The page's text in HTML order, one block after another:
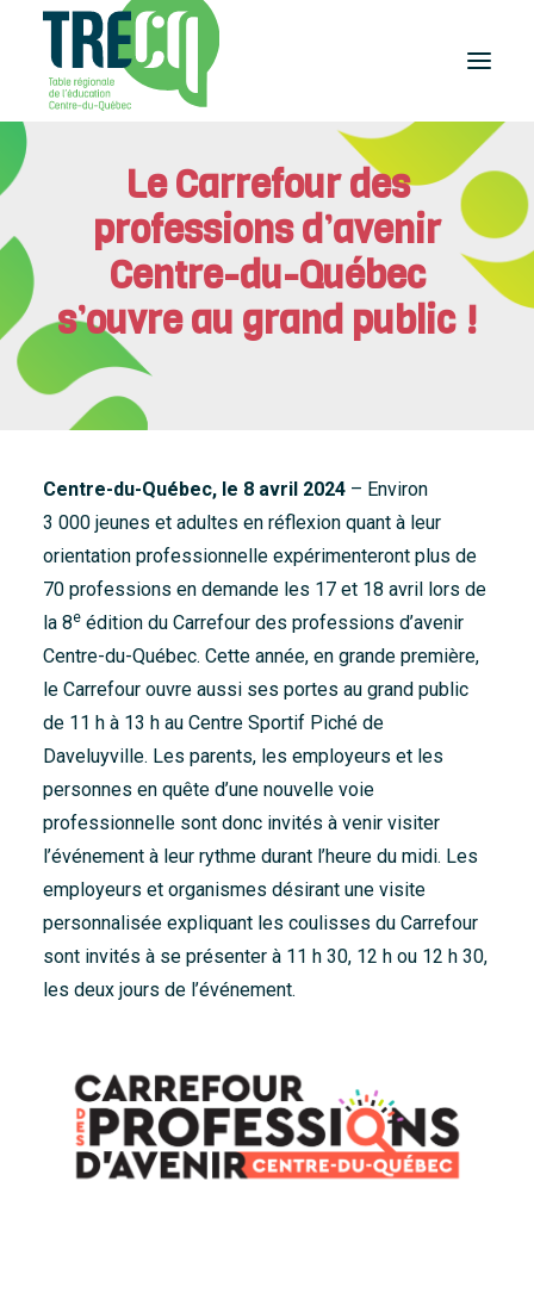
Réussite
Lecture
Plaisir de lire
Événements
et activités
Équilibre
études-travail
Étudier
au Centre-du-Québec
et publications
Accueil
À propos
Nouvelles
Nous joindre
Le Carrefour des
professions d’avenir
Centre-du-Québec
s’ouvre au grand public !
Centre-du-Québec, le 8 avril 2024 – Environ
3 000 jeunes et adultes en réflexion quant à leur
orientation professionnelle expérimenteront plus de
70 professions en demande les 17 et 18 avril lors de
la 8e édition du Carrefour des professions d’avenir
Centre-du-Québec. Cette année, en grande première,
le Carrefour ouvre aussi ses portes au grand public
de 11 h à 13 h au Centre Sportif Piché de
Daveluyville. Les parents, les employeurs et les
personnes en quête d’une nouvelle voie
professionnelle sont donc invités à venir visiter
l’événement à leur rythme durant l’heure du midi. Les
employeurs et organismes désirant une visite
personnalisée expliquant les coulisses du Carrefour
sont invités à se présenter à 11 h 30, 12 h ou 12 h 30,
les deux jours de l’événement.